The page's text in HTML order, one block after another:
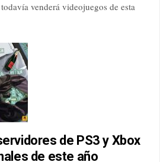
venderá videojuegos de esta
de PS3 y Xbox
de este año